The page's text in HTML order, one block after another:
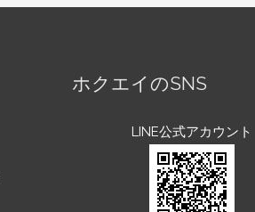
ホクエイのSNS
LINE公式アカウント